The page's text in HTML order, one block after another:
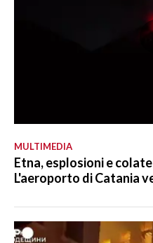
MULTIMEDIA
Etna, esplosioni e
L'aeroporto di Catania